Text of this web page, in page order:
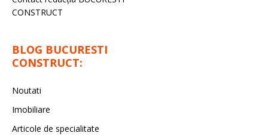
CONSTRUCT
BLOG BUCURESTI
CONSTRUCT:
Noutati
Imobiliare
Articole de specialitate